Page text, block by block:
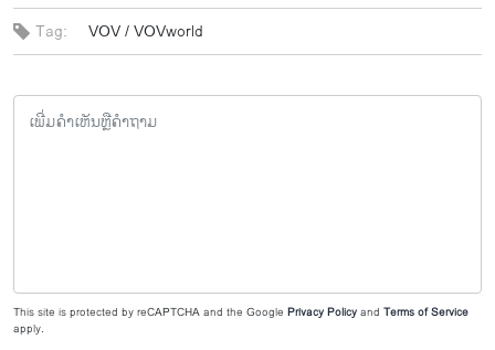
Tag: VOV /VOVworld
This site is protected by reCAPTCHA and the Google Privacy Policyand Terms of Service
apply.